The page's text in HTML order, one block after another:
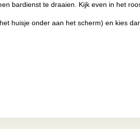
bardienst te draaien. Kijk even in het
huisje onder aan het scherm) en kies